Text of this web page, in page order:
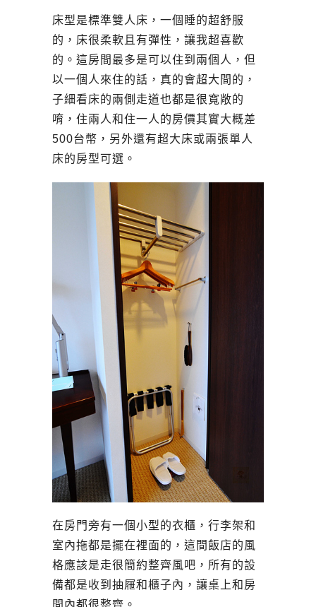
床型是標準雙人床，一個睡的超舒服
的，床很柔軟且有彈性，讓我超喜歡
的。這房間最多是可以住到兩個人，但
以一個人來住的話，真的會超大間的，
子細看床的兩側走道也都是很寬敞的
唷，住兩人和住一人的房價其實大概差
500台幣，另外還有超大床或兩張單人
床的房型可選。
在房門旁有一個小型的衣櫃，行李架和
室內拖都是擺在裡面的，這間飯店的風
格應該是走很簡約整齊風吧，所有的設
備都是收到抽屜和櫃子內，讓桌上和房
間內都很整齊。